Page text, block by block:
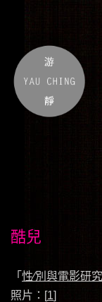
酷兒
「 性∕別與電影研究
照片：[1]